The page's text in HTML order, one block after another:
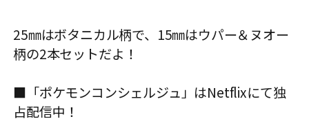
25㎜はボタニカル柄で、15㎜はウパー＆ヌオー
柄の2本セットだよ！
■「ポケモンコンシェルジュ」はNetflixにて独
占配信中！